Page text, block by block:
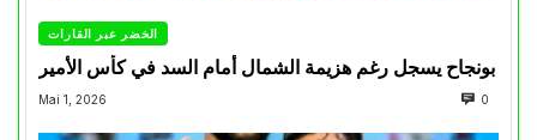
الخضر عبر القارات
بونجاح يسجل رغم هزيمة الشمال أمام السد في كأس الأمير
Mai 1, 2026 0